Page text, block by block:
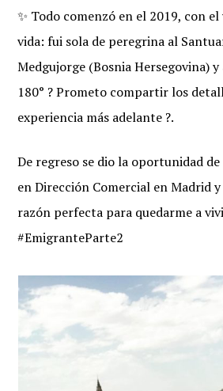
✨ Todo comenzó en el 2019, con
vida: fui sola de peregrina al
Medgujorge (Bosnia Hersegovina)
180° ? Prometo compartir los
experiencia más adelante ?.
De regreso se dio la oportunidad
en Dirección Comercial en Madrid
razón perfecta para quedarme a
#EmigranteParte2